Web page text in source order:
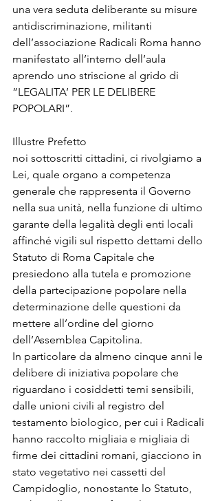
una vera seduta deliberante su misure
antidiscriminazione, militanti
dell’associazione Radicali Roma hanno
manifestato all’interno dell’aula
aprendo uno striscione al grido di
”LEGALITA’ PER LE DELIBERE
POPOLARI”.
Illustre Prefetto
noi sottoscritti cittadini, ci rivolgiamo a
Lei, quale organo a competenza
generale che rappresenta il Governo
nella sua unità, nella funzione di ultimo
garante della legalità degli enti locali
affinché vigili sul rispetto dettami dello
Statuto di Roma Capitale che
presiedono alla tutela e promozione
della partecipazione popolare nella
determinazione delle questioni da
mettere all’ordine del giorno
dell’Assemblea Capitolina.
In particolare da almeno cinque anni le
delibere di iniziativa popolare che
riguardano i cosiddetti temi sensibili,
dalle unioni civili al registro del
testamento biologico, per cui i Radicali
hanno raccolto migliaia e migliaia di
firme dei cittadini romani, giacciono in
stato vegetativo nei cassetti del
Campidoglio, nonostante lo Statuto,